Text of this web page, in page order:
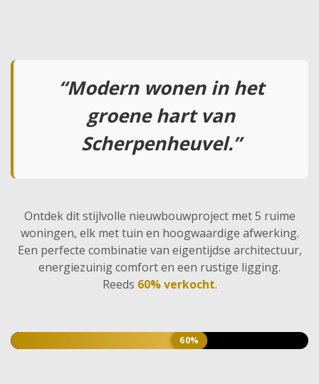
“Modern wonen in het
groene hart van
Scherpenheuvel.”
Ontdek dit stijlvolle nieuwbouwproject met 5 ruime
woningen, elk met tuin en hoogwaardige afwerking.
Een perfecte combinatie van eigentijdse architectuur,
energiezuinig comfort en een rustige ligging.
Reeds 60% verkocht.
60%